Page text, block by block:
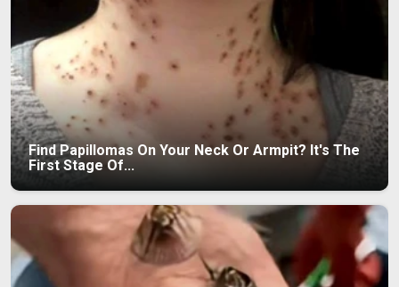
Find Papillomas On Your Neck Or Armpit? It's The
First Stage Of...